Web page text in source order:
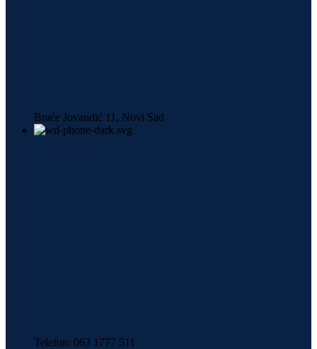
Braće Jovandić 11, Novi Sad
Telefon: 063 1777 511